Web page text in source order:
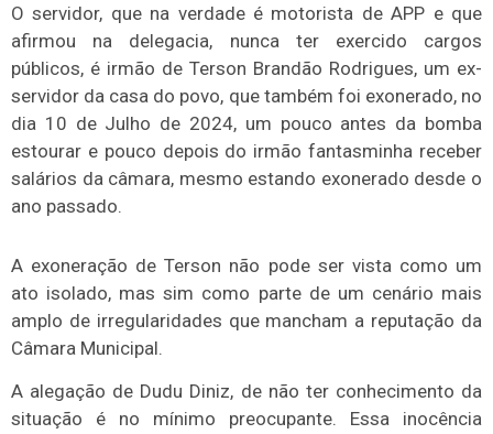
O servidor, que na verdade é motorista de APP e que
afirmou na delegacia, nunca ter exercido cargos
públicos, é irmão de Terson Brandão Rodrigues, um ex-
servidor da casa do povo, que também foi exonerado, no
dia 10 de Julho de 2024, um pouco antes da bomba
estourar e pouco depois do irmão fantasminha receber
salários da câmara, mesmo estando exonerado desde o
ano passado.
A exoneração de Terson não pode ser vista como um
ato isolado, mas sim como parte de um cenário mais
amplo de irregularidades que mancham a reputação da
Câmara Municipal.
A alegação de Dudu Diniz, de não ter conhecimento da
situação é no mínimo preocupante. Essa inocência